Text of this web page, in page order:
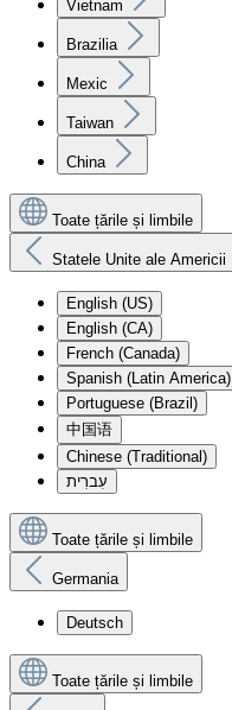
Vietnam
Brazilia
Mexic
Taiwan
China
Toate țările și limbile
Statele Unite ale Americii
English (US)
English (CA)
French (Canada)
Spanish (Latin America)
Portuguese (Brazil)
中国语
Chinese (Traditional)
עִברִית
Toate țările și limbile
Germania
Deutsch
Toate țările și limbile